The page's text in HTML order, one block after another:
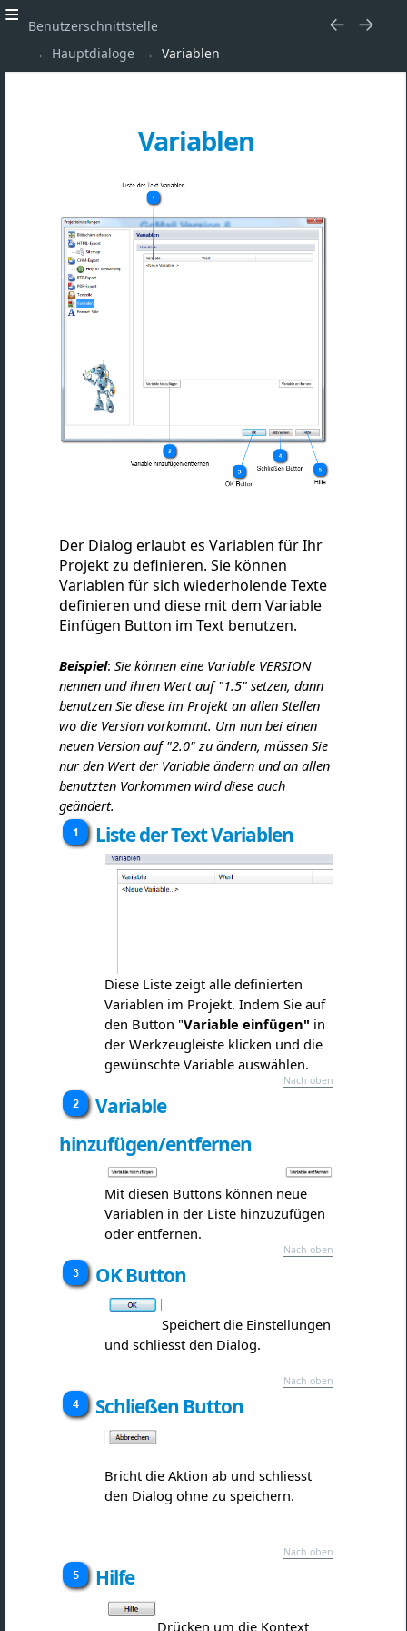
Benutzerschnittstelle
Hauptdialoge
Variablen
Variablen
Der Dialog erlaubt es Variablen für Ihr
Projekt zu definieren. Sie können
Variablen für sich wiederholende Texte
definieren und diese mit dem Variable
Einfügen Button im Text benutzen.
Beispiel: Sie können eine Variable VERSION
nennen und ihren Wert auf "1.5" setzen, dann
benutzen Sie diese im Projekt an allen Stellen
wo die Version vorkommt. Um nun bei einen
neuen Version auf "2.0" zu ändern, müssen Sie
nur den Wert der Variable ändern und an allen
benutzten Vorkommen wird diese auch
geändert.
Liste der Text Variablen
Diese Liste zeigt alle definierten
Variablen im Projekt. Indem Sie auf
den Button "Variable einfügen" in
der Werkzeugleiste klicken und die
gewünschte Variable auswählen.
Nach oben
Variable
hinzufügen/entfernen
Mit diesen Buttons können neue
Variablen in der Liste hinzuzufügen
oder entfernen.
Nach oben
OK Button
Speichert die Einstellungen
und schliesst den Dialog.
Nach oben
Schließen Button
Bricht die Aktion ab und schliesst
den Dialog ohne zu speichern.
Nach oben
Hilfe
Drücken um die Kontext